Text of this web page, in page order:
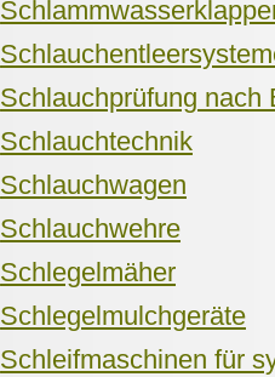
Schlauchprüfung
Schlauchtechnik
Schlauchwagen
Schlauchwehre
Schlegelmäher
Schlegelmulchgeräte
Schleifmaschinen für